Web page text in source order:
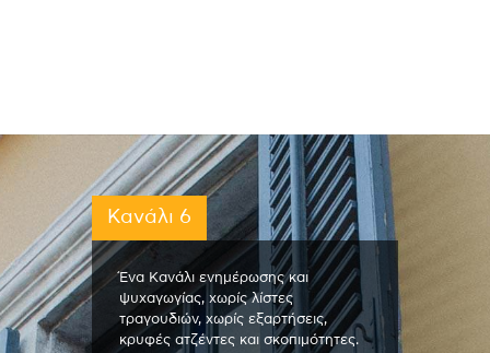
Κανάλι 6
Ένα Κανάλι ενημέρωσης και
ψυχαγωγίας, χωρίς λίστες
τραγουδιών, χωρίς εξαρτήσεις,
κρυφές ατζέντες και σκοπιμότητες.